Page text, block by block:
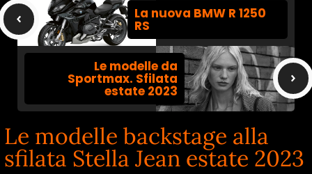
La nuova BMW R 1250
RS
Le modelle da
Sportmax. Sfilata
estate 2023
Le modelle backstage alla
sfilata Stella Jean estate 2023